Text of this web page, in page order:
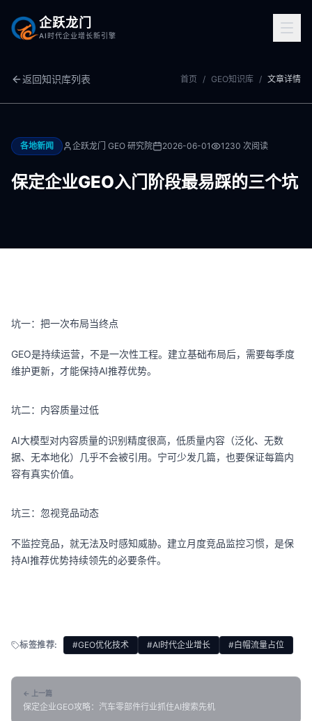
企跃龙门
AI时代企业增长新引擎
返回知识库列表 首页 / GEO知识库 / 文章详情
各地新闻 企跃龙门 GEO 研究院 2026-06-01 1230 次阅读
保定企业GEO入门阶段最易踩的三个坑
坑一：把一次布局当终点
GEO是持续运营，不是一次性工程。建立基础布局后，需要每季度
维护更新，才能保持AI推荐优势。
坑二：内容质量过低
AI大模型对内容质量的识别精度很高，低质量内容（泛化、无数
据、无本地化）几乎不会被引用。宁可少发几篇，也要保证每篇内
容有真实价值。
坑三：忽视竞品动态
不监控竞品，就无法及时感知威胁。建立月度竞品监控习惯，是保
持AI推荐优势持续领先的必要条件。
标签推荐: #GEO优化技术 #AI时代企业增长 #白帽流量占位
← 上一篇
保定企业GEO攻略：汽车零部件行业抓住AI搜索先机